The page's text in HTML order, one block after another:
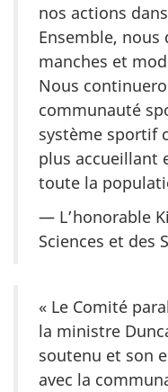
nos actions
Ensemble, nous
manches et
Nous
communauté
système sportif
plus accueillant
toute la
— L’honorable
Sciences et des
« Le Comité
la ministre
soutenu et son
avec la